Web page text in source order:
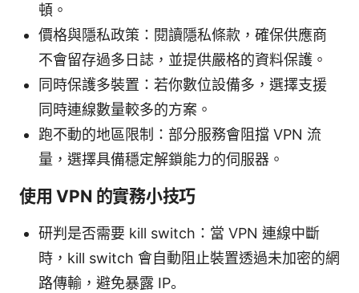
頓。
價格與隱私政策：閱讀隱私條款，確保供應商
不會留存過多日誌，並提供嚴格的資料保護。
同時保護多裝置：若你數位設備多，選擇支援
同時連線數量較多的方案。
跑不動的地區限制：部分服務會阻擋 VPN 流
量，選擇具備穩定解鎖能力的伺服器。
使用 VPN 的實務小技巧
研判是否需要 kill switch：當 VPN 連線中斷
時，kill switch 會自動阻止裝置透過未加密的網
路傳輸，避免暴露 IP。